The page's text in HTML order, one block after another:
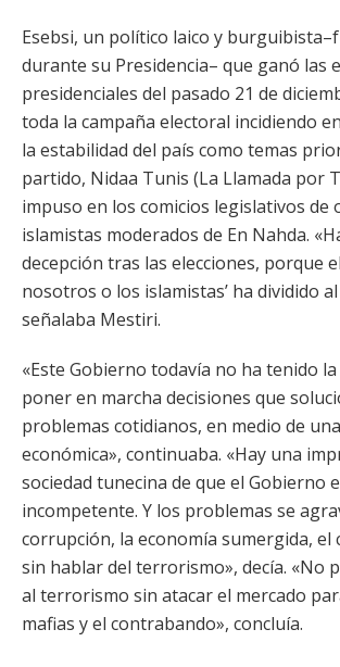
Esebsi, un político laico y
durante su Presidencia– que ganó las
presidenciales del pasado 21 de
toda la campaña electoral incidiendo
la estabilidad del país como temas
partido, Nidaa Tunis (La Llamada por
impuso en los comicios legislativos de
islamistas moderados de En Nahda.
decepción tras las elecciones, porque
nosotros o los islamistas’ ha dividido
señalaba Mestiri.
«Este Gobierno todavía no ha tenido
poner en marcha decisiones que
problemas cotidianos, en medio de
económica», continuaba. «Hay una
sociedad tunecina de que el Gobierno
incompetente. Y los problemas se
corrupción, la economía sumergida,
sin hablar del terrorismo», decía. «No
al terrorismo sin atacar el mercado
mafias y el contrabando», concluía.